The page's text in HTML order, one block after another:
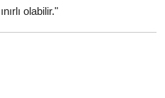
olabilir."